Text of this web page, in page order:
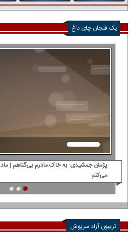
یک فنجان چای داغ
پژمان جمشیدی: ‌به خاک مادرم بی‌گناهم |
می‌کنم
تریبون آزاد سرپوش